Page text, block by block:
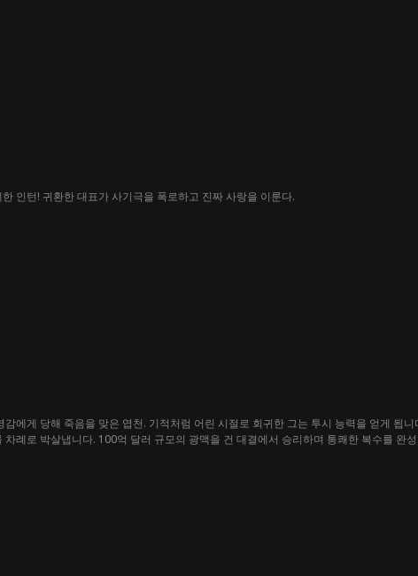
인턴! 귀환한 대표가 사기극을 폭로하고 진짜 사랑을 이룬다.
감에게 당해 죽음을 맞은 엽천. 기적처럼 어린 시절로 회귀한 그는 투시 능력을 얻게 됩
차례로 박살냅니다. 100억 달러 규모의 광맥을 건 대결에서 승리하며 통쾌한 복수를 완